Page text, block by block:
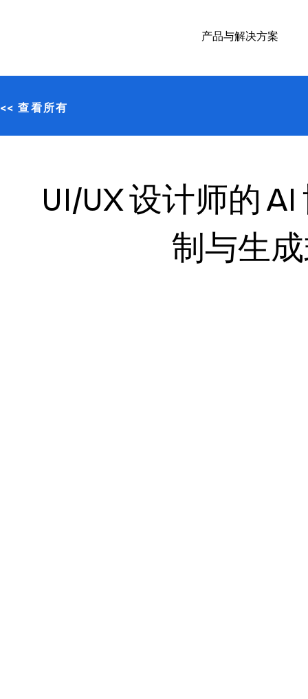
产品与解决方案
<< 查看所有
UI/UX 设计师的
制与生